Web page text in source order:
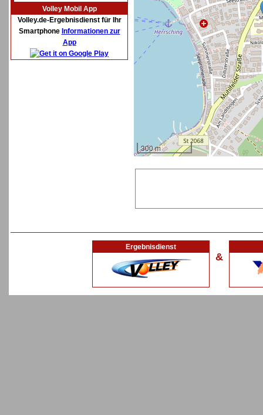
Volley Mobil App
Volley.de-Ergebnisdienst für Ihr
Smartphone Informationen zur
App
300 m
Ergebnisdienst
&